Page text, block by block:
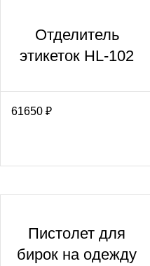
Отделитель
этикеток HL-102
61650 ₽
Пистолет для
бирок на одежду